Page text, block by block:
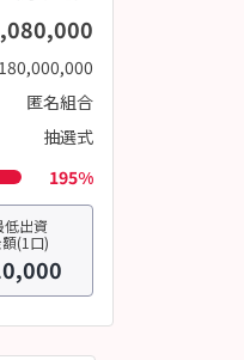
匿名組合
抽選式
195%
低出資
(1口)